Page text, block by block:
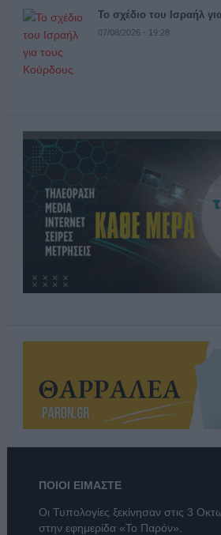
Το σχέδιο του Ισραήλ
07/08/2026 - 19:28
ΠΟΙΟΙ ΕΙΜΑΣΤΕ
Οι Τυπολογίες ξεκίνησαν στις 3
στην εφημερίδα «Το Παρόν».